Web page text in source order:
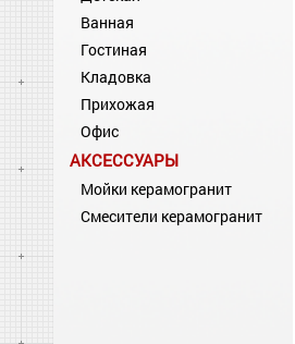
Ванная
Гостиная
Кладовка
Прихожая
Офис
АКСЕССУАРЫ
Мойки керамогранит
Смесители керамогранит